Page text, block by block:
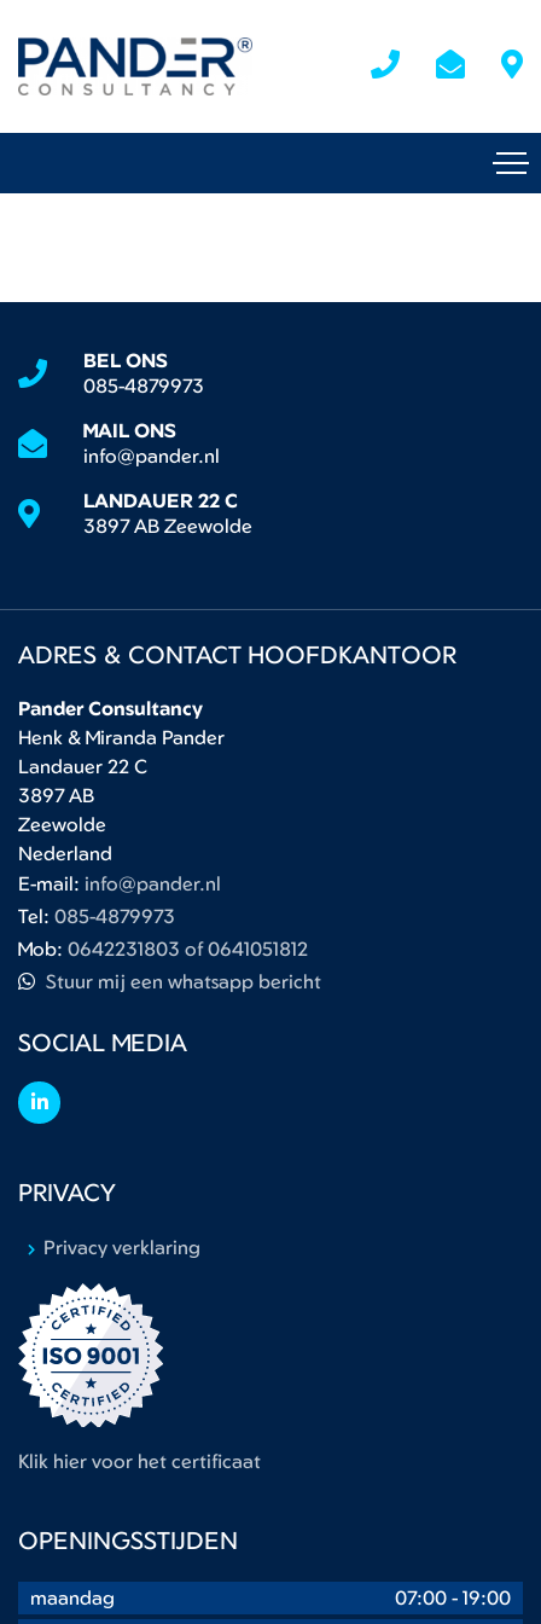
BEL ONS
085-4879973
MAIL ONS
info@pander.nl
LANDAUER 22 C
3897 AB Zeewolde
ADRES & CONTACT HOOFDKANTOOR
Pander Consultancy
Henk & Miranda Pander
Landauer 22 C
3897 AB
Zeewolde
Nederland
E-mail: info@pander.nl
Tel: 085-4879973
Mob: 0642231803 of 0641051812
Stuur mij een whatsapp bericht
SOCIAL MEDIA
PRIVACY
Privacy verklaring
Klik hier voor het certificaat
OPENINGSSTIJDEN
maandag 07:00 - 19:00